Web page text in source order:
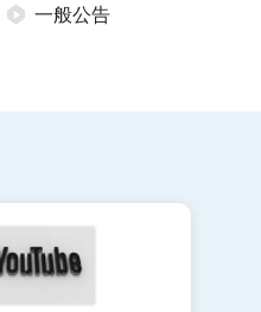
一般公告